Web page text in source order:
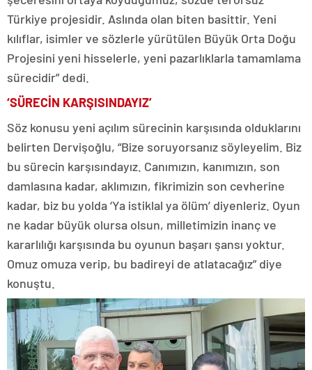
Türkiye projesidir. Aslında olan biten basittir. Yeni
kılıflar, isimler ve sözlerle yürütülen Büyük Orta Doğu
Projesini yeni hisselerle, yeni pazarlıklarla tamamlama
sürecidir” dedi.
‘SÜRECİN KARŞISINDAYIZ’
Söz konusu yeni açılım sürecinin karşısında olduklarını
belirten Dervişoğlu, “Bize soruyorsanız söyleyelim. Biz
bu sürecin karşısındayız. Canımızın, kanımızın, son
damlasına kadar, aklımızın, fikrimizin son cevherine
kadar, biz bu yolda ‘Ya istiklal ya ölüm’ diyenleriz. Oyun
ne kadar büyük olursa olsun, milletimizin inanç ve
kararlılığı karşısında bu oyunun başarı şansı yoktur.
Omuz omuza verip, bu badireyi de atlatacağız” diye
konuştu.